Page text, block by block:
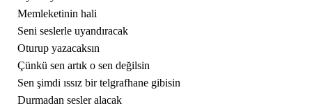
Memleketinin hali
Seni seslerle uyandıracak
Oturup yazacaksın
Çünkü sen artık o sen değilsin
Sen şimdi ıssız bir telgrafhane gibisin
Durmadan sesler alacak